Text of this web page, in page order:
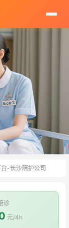
-长沙陪护公司
诊
元/4h